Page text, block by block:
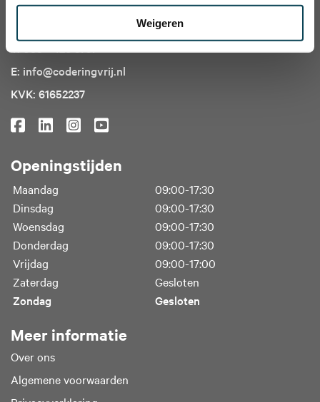
Weigeren
Innovatiepark 3A
E: info@coderingvrij.nl
KVK: 61652237
Openingstijden
Maandag
09:00-17:30
Dinsdag
09:00-17:30
Woensdag
09:00-17:30
Donderdag
09:00-17:30
Vrijdag
09:00-17:00
Zaterdag
Gesloten
Zondag
Gesloten
Meer informatie
Over ons
Algemene voorwaarden